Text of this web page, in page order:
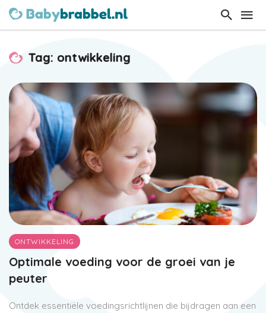
Tag: ontwikkeling
ONTWIKKELING
Optimale voeding voor de groei van je
peuter
Ontdek essentiële voedingsrichtlijnen die bijdragen aan een